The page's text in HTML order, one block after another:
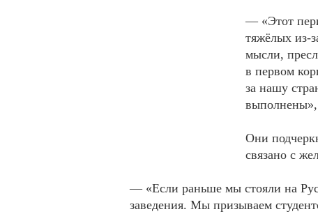
— «Этот
тяжёлых из-
мысли,
в первом
за нашу
Они
связано с
— «Если раньше мы стояли на
заведения. Мы призываем